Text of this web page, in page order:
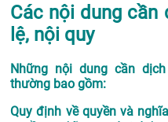
Các nội dung
lệ, nội quy
Những nội dung cần
thường bao gồm:
Quy định về quyền và